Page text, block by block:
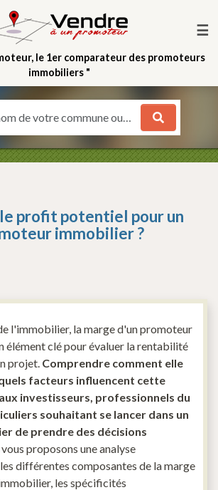
☰
le 1er comparateur des promoteurs
immobiliers "
Entrez le nom de votre commune ou votre quartier
profit potentiel pour un
immobilier ?
l'immobilier, la marge d'un promoteur
élément clé pour évaluer la rentabilité
projet. Comprendre comment elle
facteurs influencent cette
investisseurs, professionnels du
souhaitant se lancer dans un
de prendre des décisions
proposons une analyse
différentes composantes de la marge
les spécificités